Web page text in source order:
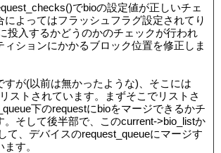
でbioの設定値が正しいチェ
によってはフラッシュフラグ設定されてり
投入するかどうのかのチェックが行われ
ィションにかかるブロック位置を修正しま
すが(以前は無かったような)、そこには
ストされています。まずそこでリストさ
下のrequestにbioをマージできるかチ
。そして後半部で、このcurrent->bio_listか
て、デバイスのrequest_queueにマージす
す。